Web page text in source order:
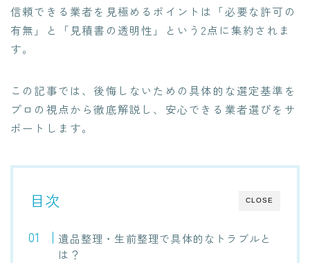
信頼できる業者を見極めるポイントは「必要な許可の
有無」と「見積書の透明性」という2点に集約されま
す。
この記事では、後悔しないための具体的な選定基準を
プロの視点から徹底解説し、安心できる業者選びをサ
ポートします。
CLOSE
目次
遺品整理・生前整理で具体的なトラブルと
は？